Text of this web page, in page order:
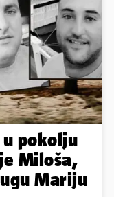
pokolju
Miloša,
Mariju